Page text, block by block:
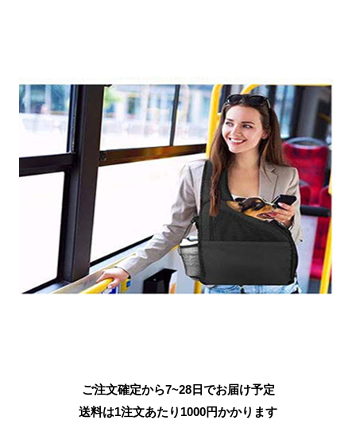
ご注文確定から7~28日でお届け予定
送料は1注文あたり 1000円かかります